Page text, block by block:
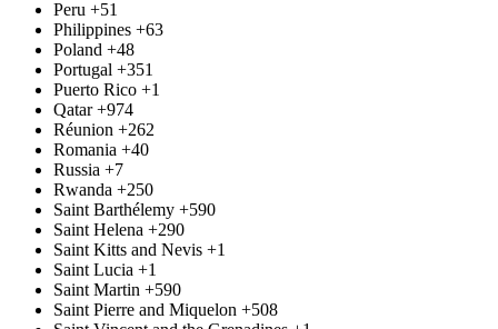
Peru +51
Philippines +63
Poland +48
Portugal +351
Puerto Rico +1
Qatar +974
Réunion +262
Romania +40
Russia +7
Rwanda +250
Saint Barthélemy +590
Saint Helena +290
Saint Kitts and Nevis +1
Saint Lucia +1
Saint Martin +590
Saint Pierre and Miquelon +508